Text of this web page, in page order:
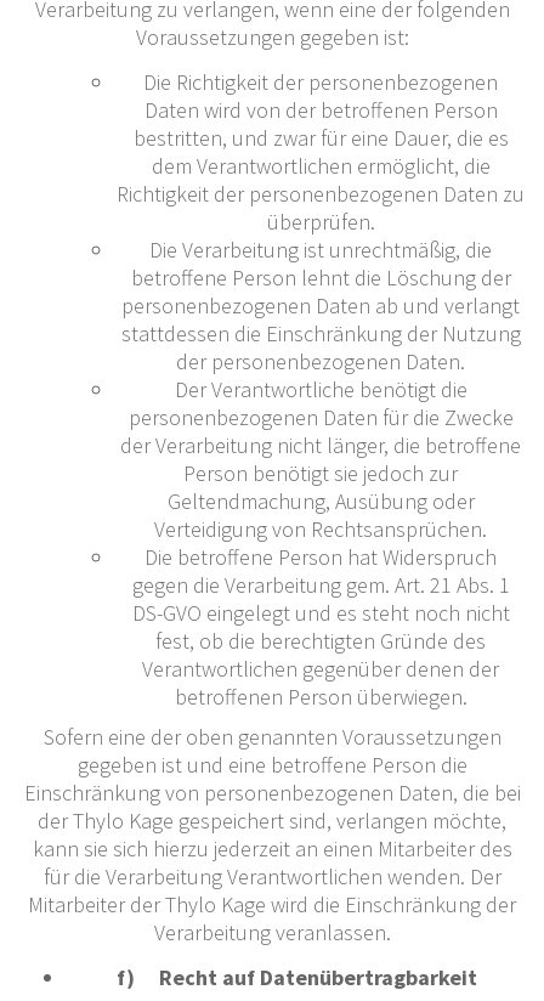
Verarbeitung zu verlangen, wenn eine der folgenden
Voraussetzungen gegeben ist:
Die Richtigkeit der personenbezogenen
Daten wird von der betroffenen Person
bestritten, und zwar für eine Dauer, die es
dem Verantwortlichen ermöglicht, die
Richtigkeit der personenbezogenen Daten zu
überprüfen.
Die Verarbeitung ist unrechtmäßig, die
betroffene Person lehnt die Löschung der
personenbezogenen Daten ab und verlangt
stattdessen die Einschränkung der Nutzung
der personenbezogenen Daten.
Der Verantwortliche benötigt die
personenbezogenen Daten für die Zwecke
der Verarbeitung nicht länger, die betroffene
Person benötigt sie jedoch zur
Geltendmachung, Ausübung oder
Verteidigung von Rechtsansprüchen.
Die betroffene Person hat Widerspruch
gegen die Verarbeitung gem. Art. 21 Abs. 1
DS-GVO eingelegt und es steht noch nicht
fest, ob die berechtigten Gründe des
Verantwortlichen gegenüber denen der
betroffenen Person überwiegen.
Sofern eine der oben genannten Voraussetzungen
gegeben ist und eine betroffene Person die
Einschränkung von personenbezogenen Daten, die bei
der Thylo Kage gespeichert sind, verlangen möchte,
kann sie sich hierzu jederzeit an einen Mitarbeiter des
für die Verarbeitung Verantwortlichen wenden. Der
Mitarbeiter der Thylo Kage wird die Einschränkung der
Verarbeitung veranlassen.
f) Recht auf Datenübertragbarkeit